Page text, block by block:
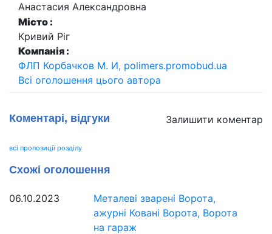
Анастасия Александровна
Місто :
Кривий Ріг
Компанія :
ФЛП Корбачков М. И, polimers.promobud.ua
Всі оголошення цього автора
Залишити коментар
Коментарі, відгуки
всі пропозиції розділу
Схожі оголошення
06.10.2023
Металеві зварені Ворота,
ажурні Ковані Ворота, Ворота
на гараж